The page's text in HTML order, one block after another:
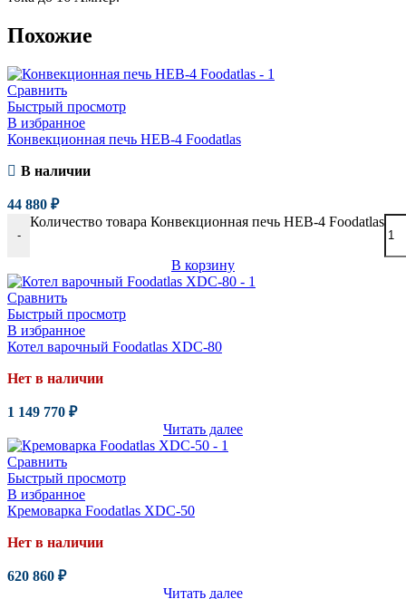
Похожие
Сравнить
Быстрый просмотр
В избранное
Конвекционная печь HEB-4 Foodatlas
В наличии
44 880 ₽
-
Количество товара Конвекционная печь HEB-4 Foodatlas
В корзину
Сравнить
Быстрый просмотр
В избранное
Котел варочный Foodatlas XDC-80
Нет в наличии
1 149 770 ₽
Читать далее
Сравнить
Быстрый просмотр
В избранное
Кремоварка Foodatlas XDC-50
Нет в наличии
620 860 ₽
Читать далее